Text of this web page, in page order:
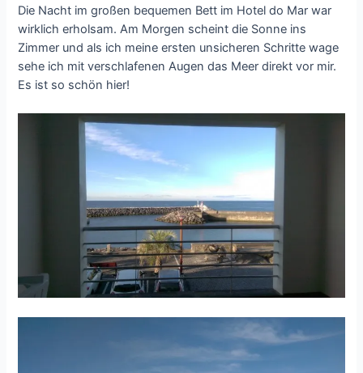
Die Nacht im großen bequemen Bett im Hotel do Mar war
wirklich erholsam. Am Morgen scheint die Sonne ins
Zimmer und als ich meine ersten unsicheren Schritte wage
sehe ich mit verschlafenen Augen das Meer direkt vor mir.
Es ist so schön hier!